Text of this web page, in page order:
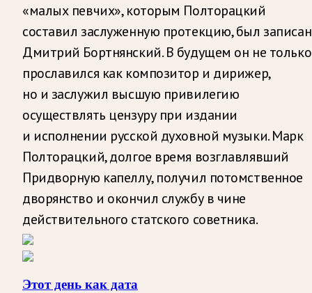
«малых певчих», которым Полторацкий
составил заслуженную протекцию, был записан
Дмитрий Бортнянский. В будущем он не только
прославился как композитор и дирижер,
но и заслужил высшую привилегию
осуществлять цензуру при издании
и исполнении русской духовной музыки. Марк
Полторацкий, долгое время возглавлявший
Придворную капеллу, получил потомственное
дворянство и окончил службу в чине
действительного статского советника.
Этот день как дата